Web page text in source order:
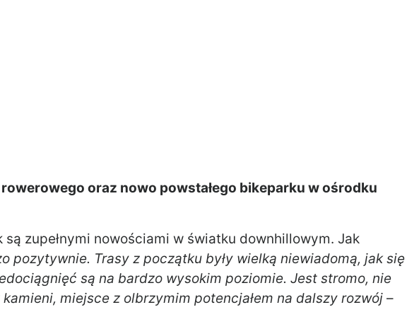
oraz nowo powstałego bikeparku w ośrodku
zupełnymi nowościami w światku downhillowym. Jak
pozytywnie. Trasy z początku były wielką niewiadomą, jak się
są na bardzo wysokim poziomie. Jest stromo, nie
miejsce z olbrzymim potencjałem na dalszy rozwój –